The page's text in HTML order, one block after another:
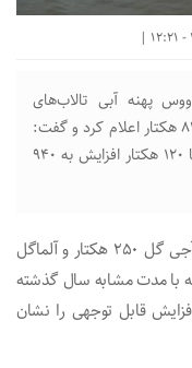
پهنه آبی تالاب‌های
بین‌المللی این شهرستان را تا یک ماه قبل ۸۲۰ هکتار اعلام کرد و گفت:
بر اثر بارندگی‌های چند وقت اخیر این پهنه با ۱۲۰ هکتار افزایش به ۹۴۰
احمد احمدی گفت: تالاب آلاگل ۵۰۰ هکتار، آجی گل ۲۵۰ هکتار و آلماگل
با مدت مشابه سال گذشته
قابل توجهی را نشان